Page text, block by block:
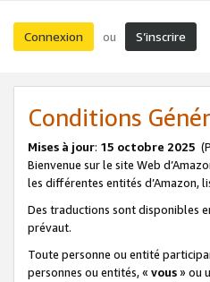
Connexion ou S’inscrire
Conditions
Mises à jour: 15 octobre 2025
Bienvenue sur le site Web
les différentes entités d’Amazon,
Des traductions sont disponibles
prévaut.
Toute personne ou entité
personnes ou entités, « vous» ou